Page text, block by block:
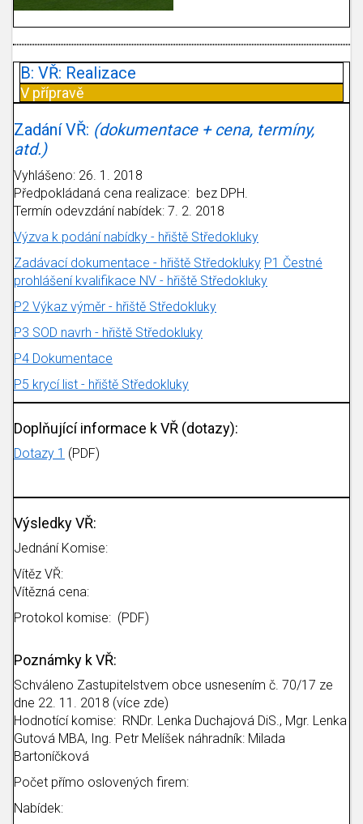
B: VŘ: Realizace
V přípravě
Zadání VŘ: (dokumentace + cena, termíny,
atd.)
Vyhlášeno: 26. 1. 2018
Předpokládaná cena realizace: bez DPH.
Termín odevzdání nabídek: 7. 2. 2018
Výzva k podání nabídky - hřiště Středokluky
Zadávací dokumentace - hřiště Středokluky P1 Čestné
prohlášení kvalifikace NV - hřiště Středokluky
P2 Výkaz výměr - hřiště Středokluky
P3 SOD navrh - hřiště Středokluky
P4 Dokumentace
P5 krycí list - hřiště Středokluky
Doplňující informace k VŘ (dotazy):
Dotazy 1 (PDF)
Výsledky VŘ:
Jednání Komise:
Vítěz VŘ:
Vítězná cena:
Protokol komise: (PDF)
Poznámky k VŘ:
Schváleno Zastupitelstvem obce usnesením č. 70/17 ze
dne 22. 11. 2018 (více zde)
Hodnotící komise: RNDr. Lenka Duchajová DiS., Mgr. Lenka
Gutová MBA, Ing. Petr Melíšek náhradník: Milada
Bartoníčková
Počet přímo oslovených firem:
Nabídek: